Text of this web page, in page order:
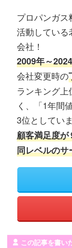
プロパンガス
活動している
会社！
2009年～
会社変更時の
ランキング
く、「1年間
3位としていま
顧客満足度が
同レベルのサ
この記事を書い